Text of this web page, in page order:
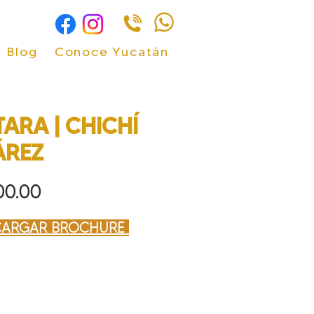
Blog Conoce Yucatán
| CHICHÍ
Precio
R BROCHURE